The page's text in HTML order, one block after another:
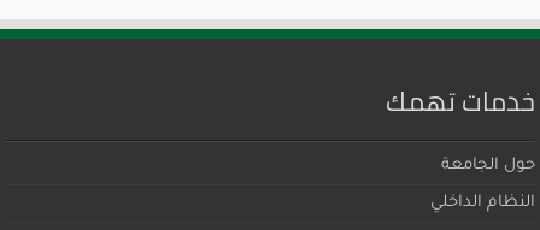
خدمات تهمك
حول الجامعة
النظام الداخلي